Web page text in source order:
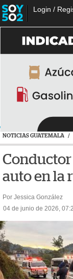
Login /
NOTICIAS GUATEMALA /
auto en la
Por Jessica González
04 de junio de 2026,